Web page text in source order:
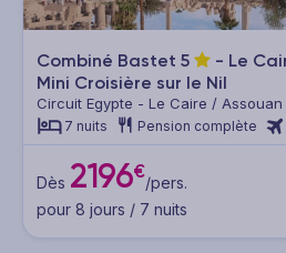
Combiné Bastet 5
- Le
Mini Croisière sur le Nil
Circuit Egypte - Le Caire /
Le Caire
7 nuits Pension complète
Dès 2196€/pers.
pour 8 jours / 7 nuits